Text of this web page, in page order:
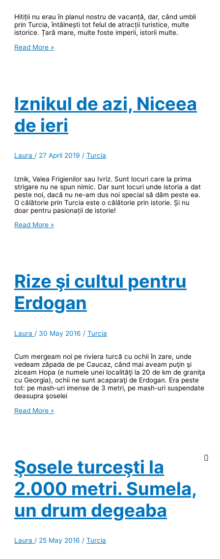
Hitiții nu erau în planul nostru de vacanță, dar, când umbli
prin Turcia, întâlnești tot felul de atracții turistice, multe
istorice. Țară mare, multe foste imperii, istorii multe.
Ivriz
Read More »
Iznikul de azi, Niceea
de ieri
Laura / 27 April 2019 /Turcia
Iznik, Valea Frigienilor sau Ivriz. Sunt locuri care la prima
strigare nu ne spun nimic. Dar sunt locuri unde istoria a dat
peste noi, dacă nu ne-am dus noi special să dăm peste ea.
O călătorie prin Turcia este o călătorie prin istorie. Și nu
doar pentru pasionații de istorie!
Iznikul
Read More »
Rize şi cultul pentru
Erdogan
Laura / 30 May 2016 /Turcia
Cum mergeam noi pe riviera turcă cu ochii în zare, unde
vedeam zăpada de pe Caucaz, când mai aveam puţin şi
ziceam Hopa (e numele unei localităţi la 20 de km de graniţa
cu Georgia), ochii ne sunt acaparaţi de Erdogan. Era peste
tot: pe mash-uri imense de 3 metri, pe mash-uri suspendate
deasupra şoselei
Rize
Read More »
Şosele turceşti la
2.000 metri. Sumela,
un drum degeaba
Laura / 25 May 2016 /Turcia